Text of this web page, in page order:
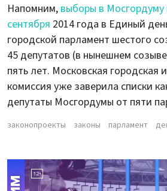
Напомним, выборы в Мосгордуму
сентября 2014 года в Единый
городской парламент шестого
45 депутатов (в нынешнем
пять лет. Московская городская
комиссия уже заверила списки
депутаты Мосгордумы от пяти
законопроекты законы парламент